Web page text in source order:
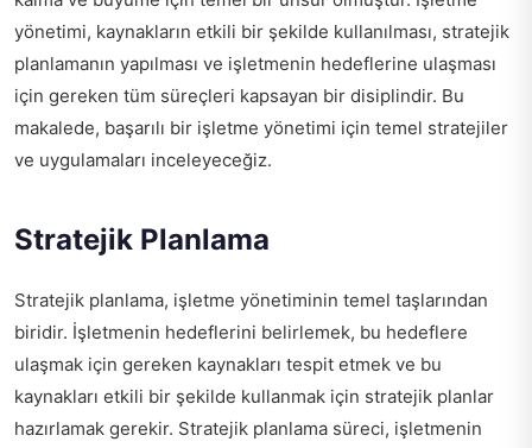
yönetimi, kaynakların etkili bir şekilde kullanılması, stratejik
planlamanın yapılması ve işletmenin hedeflerine ulaşması
için gereken tüm süreçleri kapsayan bir disiplindir. Bu
makalede, başarılı bir işletme yönetimi için temel stratejiler
ve uygulamaları inceleyeceğiz.
Stratejik Planlama
Stratejik planlama, işletme yönetiminin temel taşlarından
biridir. İşletmenin hedeflerini belirlemek, bu hedeflere
ulaşmak için gereken kaynakları tespit etmek ve bu
kaynakları etkili bir şekilde kullanmak için stratejik planlar
hazırlamak gerekir. Stratejik planlama süreci, işletmenin